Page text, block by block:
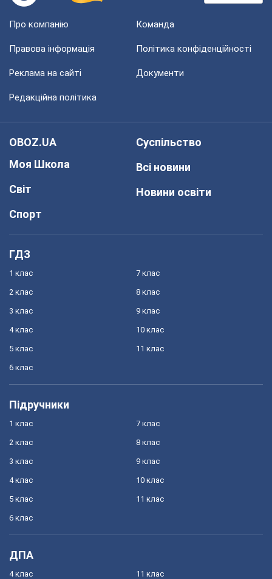
Про компанію Команда
Правова інформація Політика конфіденційності
Реклама на сайті Документи
Редакційна політика
OBOZ.UA
Моя Школа
Світ
Спорт
Суспільство
Всі новини
Новини освіти
ГДЗ
1 клас
2 клас
3 клас
4 клас
5 клас
6 клас
7 клас
8 клас
9 клас
10 клас
11 клас
Підручники
1 клас
2 клас
3 клас
4 клас
5 клас
6 клас
7 клас
8 клас
9 клас
10 клас
11 клас
ДПА
4 клас 11 клас